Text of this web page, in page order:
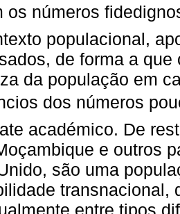
os números
populacional,
de forma a
da população em
dos números
académico. De
e outros
são uma
transnacional,